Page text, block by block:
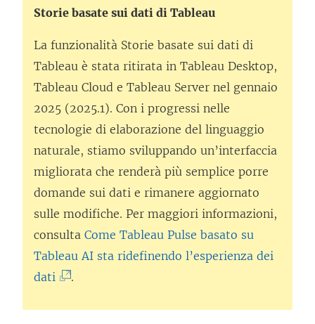
Storie basate sui dati di Tableau
La funzionalità Storie basate sui dati di
Tableau è stata ritirata in Tableau Desktop,
Tableau Cloud e Tableau Server nel gennaio
2025 (2025.1). Con i progressi nelle
tecnologie di elaborazione del linguaggio
naturale, stiamo sviluppando un’interfaccia
migliorata che renderà più semplice porre
domande sui dati e rimanere aggiornato
sulle modifiche. Per maggiori informazioni,
consulta Come Tableau Pulse basato su
Tableau AI sta ridefinendo l’esperienza dei
dati
.